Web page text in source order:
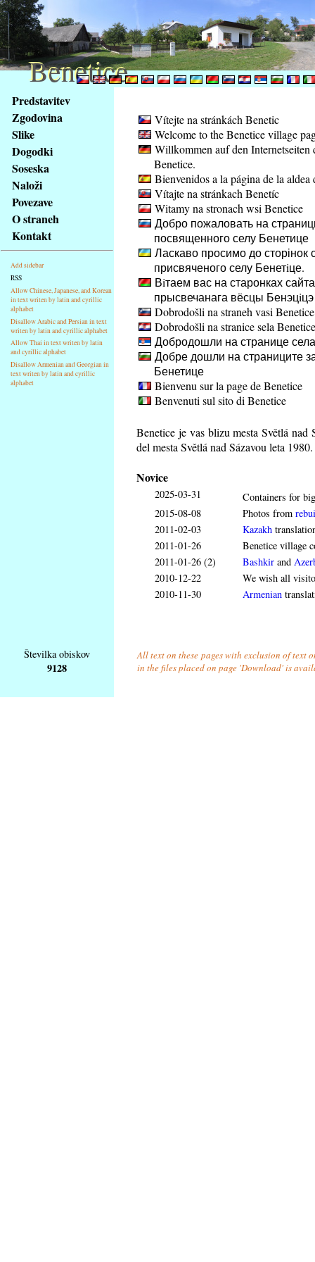
obsah
stránky
Klávesové
zkratky
tomto
webu
základní
Hlavní
strana
Predstavitev
Zgodovina
Slike
Dogodki
Soseska
Naloži
Povezave
O straneh
Kontakt
Add sidebar
RSS
Allow Chinese, Japanese, and Korean
in text writen by latin and cyrillic
alphabet
Disallow Arabic and Persian in text
writen by latin and cyrillic alphabet
Allow Thai in text writen by latin
and cyrillic alphabet
Disallow Armenian and Georgian in
text writen by latin and cyrillic
alphabet
Vítejte na stránkách Benetic
Welcome to the Benetice village
Willkommen auf den Internetseiten
Benetice.
Bienvenidos a la página de la aldea
Vítajte na stránkach Benetíc
Witamy na stronach wsi Benetice
Добро пожаловать на
посвященного селу Бенетице
Ласкаво просимо до сторінок
присвяченого селу Бенетiце.
Вiтаем вас на старонках
прысвечанага вёсцы Бенэцiцэ
Dobrodošli na straneh vasi Benetice
Dobrodošli na stranice sela Benetice
Добродошли на странице
Добре дошли на страниците
Бенетице
Bienvenu sur la page de Benetice
Benvenuti sul sito di Benetice
Benetice je vas blizu mesta Světlá
del mesta Světlá nad Sázavou leta 1980.
Novice
2025-03-31
Containers for
2015-08-08
Photos from
2011-02-03
Kazakh
2011-01-26
Benetice village
2011-01-26 (2)
Bashkir and
2010-12-22
We wish all
2010-11-30
Armenian
Številka obiskov
9128
All text on these pages with exclusion of text
in the files placed on page 'Download' is
Benetice
Benetice